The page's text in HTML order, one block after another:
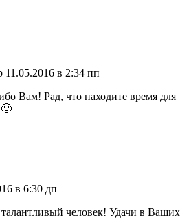
11.05.2016 в 2:34 пп
Вам! Рад, что находите время для
в 6:30 дп
человек! Удачи в Ваших